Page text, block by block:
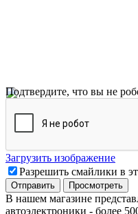
Подтвердите, что вы не
Загрузить изображение
Разрешить смайлики в
В нашем магазине
автоэлектроники - более